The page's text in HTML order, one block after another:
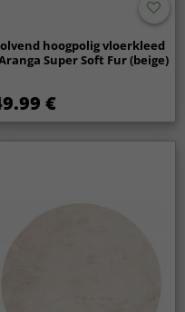
hoogpolig vloerkleed
Super Soft Fur (beige)
€